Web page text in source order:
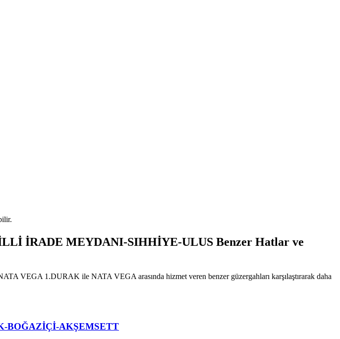
İRADE MEYDANI-SIHHİYE-ULUS Benzer Hatlar ve
VEGA 1.DURAK ile NATA VEGA arasında hizmet veren benzer güzergahları karşılaştırarak daha
BOĞAZİÇİ-AKŞEMSETT